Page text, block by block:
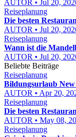
AUTOR • Jul 20,
Reiseplanung
Die besten
AUTOR • Jul 20,
Reiseplanung
Wann ist die
AUTOR • Jul 20,
Beliebte Beiträge
Reiseplanung
Bildungsurlaub
AUTOR • Apr 20,
Reiseplanung
Die besten
AUTOR • May 08,
Reiseplanung